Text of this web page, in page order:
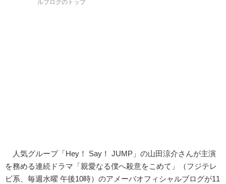
ルブログのトップ
人気グループ「Hey！ Say！ JUMP」の山田涼介さんが主演
を務める連続ドラマ「親愛なる僕へ殺意をこめて」（フジテレ
ビ系、毎週水曜 午後10時）のアメーバオフィシャルブログが11